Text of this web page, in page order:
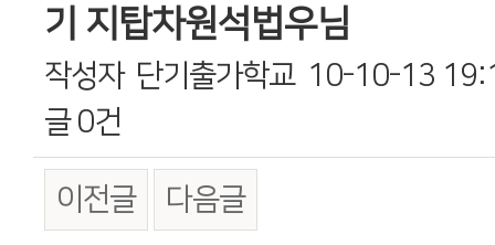
기 지탑차원석법우님
작성자 단기출가학교 10-10-13
글 0건
이전글 다음글